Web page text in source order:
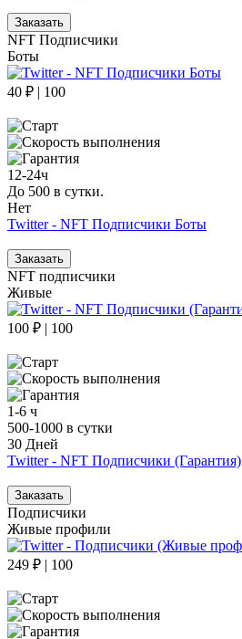
Заказать
NFT Подписчики
Боты
40 ₽ | 100
12-24ч
До 500 в сутки.
Нет
Twitter - NFT Подписчики Боты
Заказать
NFT подписчики
Живые
100 ₽ | 100
1-6 ч
500-1000 в сутки
30 Дней
Twitter - NFT Подписчики (Гарантия)
Заказать
Подписчики
Живые профили
249 ₽ | 100